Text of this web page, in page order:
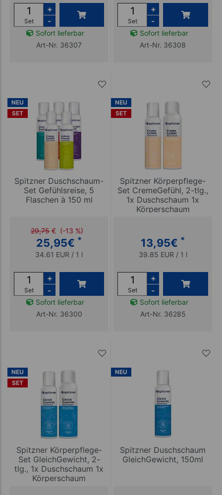
Set
+
-
Sofort lieferbar
Art-Nr. 36307
Set
+
-
Sofort lieferbar
Art-Nr. 36308
NEU
SET
Spitzner Duschschaum-
Set Gefühlsreise, 5
Flaschen à 150 ml
29,75 € (-13 %)
25,95€ *
34.61 EUR / 1 l
Set
+
-
Sofort lieferbar
Art-Nr. 36300
NEU
SET
Spitzner Körperpflege-
Set CremeGefühl, 2-tlg.,
1x Duschschaum 1x
Körperschaum
13,95€ *
39.85 EUR / 1 l
Set
+
-
Sofort lieferbar
Art-Nr. 36285
NEU
SET
Spitzner Körperpflege-
Set GleichGewicht, 2-
tlg., 1x Duschschaum 1x
Körperschaum
NEU
Spitzner Duschschaum
GleichGewicht, 150ml